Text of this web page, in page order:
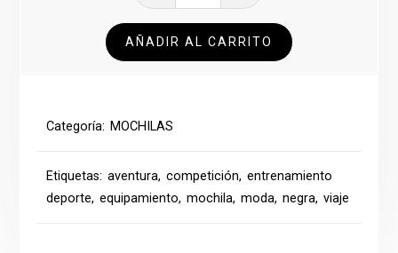
25
LITROS
AÑADIR AL CARRITO
Categoría: MOCHILAS
Etiquetas:aventura,competición,entrenamiento
deporte,equipamiento,mochila,moda,negra,viaje